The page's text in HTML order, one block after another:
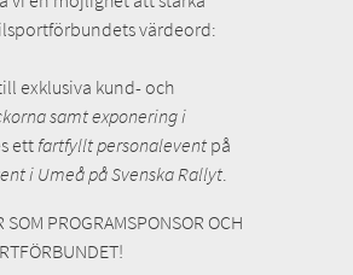
värdeord:
exklusiva kund- och
samt exponering i
ettfartfyllt personaleventpå
i Umeå på Svenska Rallyt.
SOM PROGRAMSPONSOR OCH